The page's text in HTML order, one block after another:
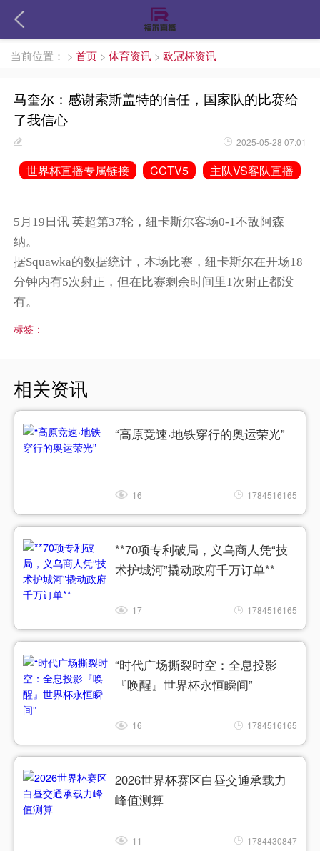
当前位置： > 首页 > 体育资讯 > 欧冠杯资讯
马奎尔：感谢索斯盖特的信任，国家队的比赛给
了我信心
2025-05-28 07:01
世界杯直播专属链接 CCTV5 主队VS客队直播
5月19日讯英超第37轮，纽卡斯尔客场0-1不敌阿森
纳。
据Squawka的数据统计，本场比赛，纽卡斯尔在开场18
分钟内有5次射正，但在比赛剩余时间里1次射正都没
有。
标签：
相关资讯
“高原竞速·地铁穿行的奥运荣光”
16 1784516165
**70项专利破局，义乌商人凭“技
术护城河”撬动政府千万订单**
17 1784516165
“时代广场撕裂时空：全息投影
『唤醒』世界杯永恒瞬间”
16 1784516165
2026世界杯赛区白昼交通承载力
峰值测算
11 1784430847